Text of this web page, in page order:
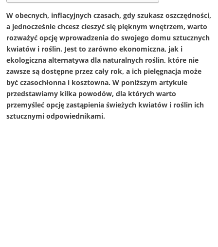
W obecnych, inflacyjnych czasach, gdy szukasz oszczędności,
a jednocześnie chcesz cieszyć się pięknym wnętrzem, warto
rozważyć opcję wprowadzenia do swojego domu sztucznych
kwiatów i roślin. Jest to zarówno ekonomiczna, jak i
ekologiczna alternatywa dla naturalnych roślin, które nie
zawsze są dostępne przez cały rok, a ich pielęgnacja może
być czasochłonna i kosztowna. W poniższym artykule
przedstawiamy kilka powodów, dla których warto
przemyśleć opcję zastąpienia świeżych kwiatów i roślin ich
sztucznymi odpowiednikami.